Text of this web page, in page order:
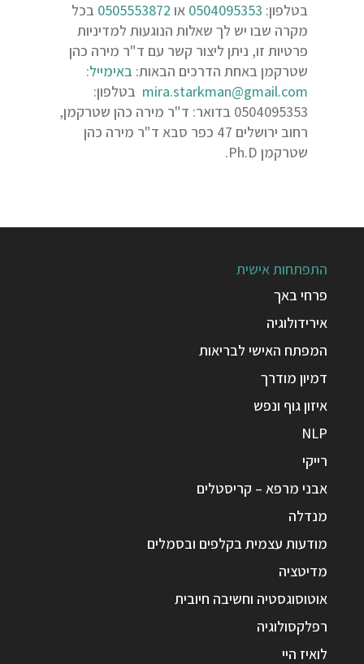
בטלפון: 0504095353 או 0505553872 בכל
מקרה שבו יש לך שאלות הנוגעות למדיניות
פרטיות זו, ניתן ליצור קשר עם ד"ר מירה כהן
שטרקמן באחת הדרכים הבאות: באימייל:
mira.starkman@gmail.com בטלפון:
0504095353 בדואר: ד"ר מירה כהן שטרקמן,
רחוב ירושלים 47 כפר סבא ד"ר מירה כהן
שטרקמן Ph.D.
התפתחות אישית
פרחי באך
אירידולוגיה
המפתח האישי לבריאות
דמיון מודרך
איזון גוף ונפש
NLP
רייקי
אבני מרפא – קריסטלים
מנדלה
מודעות עצמית בקלפים ובסמלים
מדיטציה
אוטוסוגסטיה וחשיבה חיובית
רפלקסולוגיה
לואיז היי